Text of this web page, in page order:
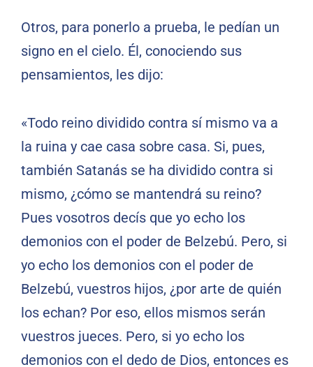
Otros, para ponerlo a prueba, le pedían un
signo en el cielo. Él, conociendo sus
pensamientos, les dijo:
«Todo reino dividido contra sí mismo va a
la ruina y cae casa sobre casa. Si, pues,
también Satanás se ha dividido contra si
mismo, ¿cómo se mantendrá su reino?
Pues vosotros decís que yo echo los
demonios con el poder de Belzebú. Pero, si
yo echo los demonios con el poder de
Belzebú, vuestros hijos, ¿por arte de quién
los echan? Por eso, ellos mismos serán
vuestros jueces. Pero, si yo echo los
demonios con el dedo de Dios, entonces es